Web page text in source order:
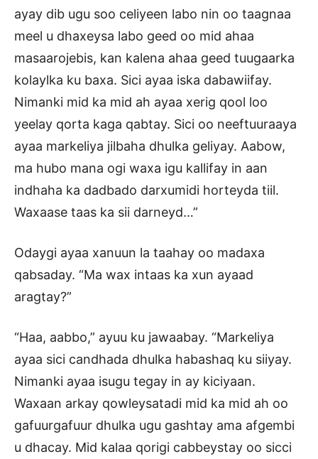
ayay dib ugu soo celiyeen labo nin oo taagnaa
meel u dhaxeysa labo geed oo mid ahaa
masaarojebis, kan kalena ahaa geed tuugaarka
kolaylka ku baxa. Sici ayaa iska dabawiifay.
Nimanki mid ka mid ah ayaa xerig qool loo
yeelay qorta kaga qabtay. Sici oo neeftuuraaya
ayaa markeliya jilbaha dhulka geliyay. Aabow,
ma hubo mana ogi waxa igu kallifay in aan
indhaha ka dadbado darxumidi horteyda tiil.
Waxaase taas ka sii darneyd…”
Odaygi ayaa xanuun la taahay oo madaxa
qabsaday. “Ma wax intaas ka xun ayaad
aragtay?”
“Haa, aabbo,” ayuu ku jawaabay. “Markeliya
ayaa sici candhada dhulka habashaq ku siiyay.
Nimanki ayaa isugu tegay in ay kiciyaan.
Waxaan arkay qowleysatadi mid ka mid ah oo
gafuurgafuur dhulka ugu gashtay ama afgembi
u dhacay. Mid kalaa qorigi cabbeystay oo sicci